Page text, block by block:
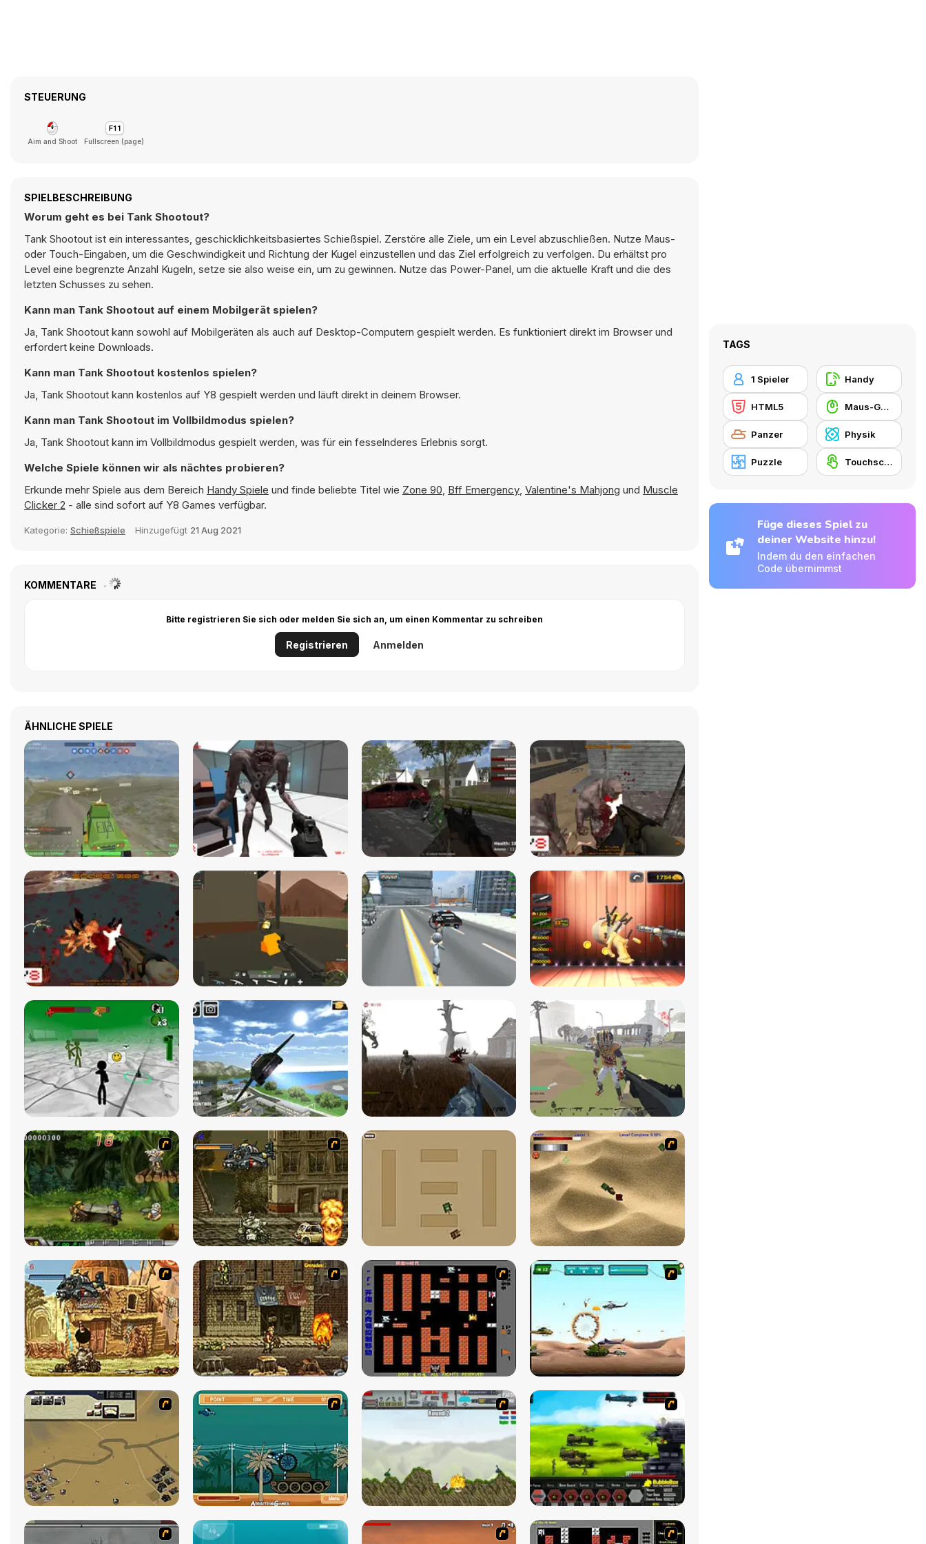
STEUERUNG
Aim and Shoot Fullscreen (page)
SPIELBESCHREIBUNG
Worum geht es bei Tank Shootout?
Tank Shootout ist ein interessantes, geschicklichkeitsbasiertes Schießspiel. Zerstöre alle Ziele, um ein Level abzuschließen. Nutze Maus-
oder Touch-Eingaben, um die Geschwindigkeit und Richtung der Kugel einzustellen und das Ziel erfolgreich zu verfolgen. Du erhältst pro
Level eine begrenzte Anzahl Kugeln, setze sie also weise ein, um zu gewinnen. Nutze das Power-Panel, um die aktuelle Kraft und die des
letzten Schusses zu sehen.
Kann man Tank Shootout auf einem Mobilgerät spielen?
Ja, Tank Shootout kann sowohl auf Mobilgeräten als auch auf Desktop-Computern gespielt werden. Es funktioniert direkt im Browser und
erfordert keine Downloads.
Kann man Tank Shootout kostenlos spielen?
Ja, Tank Shootout kann kostenlos auf Y8 gespielt werden und läuft direkt in deinem Browser.
Kann man Tank Shootout im Vollbildmodus spielen?
Ja, Tank Shootout kann im Vollbildmodus gespielt werden, was für ein fesselnderes Erlebnis sorgt.
Welche Spiele können wir als nächtes probieren?
Erkunde mehr Spiele aus dem Bereich Handy Spiele und finde beliebte Titel wie Zone 90, Bff Emergency, Valentine's Mahjong und Muscle
Clicker 2 - alle sind sofort auf Y8 Games verfügbar.
Kategorie: Schießspiele Hinzugefügt 21 Aug 2021
KOMMENTARE
Bitte registrieren Sie sich oder melden Sie sich an, um einen Kommentar zu schreiben
Registrieren Anmelden
ÄHNLICHE SPIELE
TAGS
1 Spieler Handy
HTML5 Maus-Geschicklichkeit
Panzer Physik
Puzzle Touchscreen
Füge dieses Spiel zu
deiner Website hinzu!
Indem du den einfachen
Code übernimmst